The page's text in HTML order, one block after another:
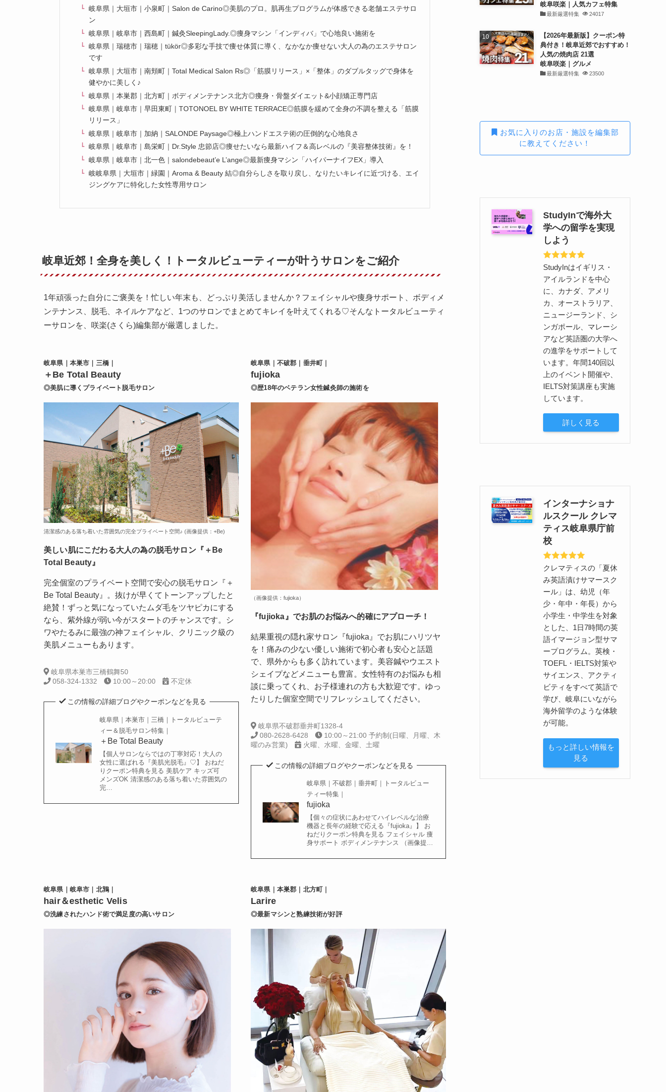
岐阜県｜大垣市｜小泉町｜Salon de Carino◎美肌のプロ。肌再生プログラムが体感できる老舗エステサロ
ン
岐阜県｜岐阜市｜西島町｜鍼灸SleepingLady.◎痩身マシン「インディバ」で心地良い施術を
岐阜県｜瑞穂市｜瑞穂｜tükör◎多彩な手技で痩せ体質に導く、なかなか痩せない大人の為のエステサロン
です
岐阜県｜大垣市｜南頬町｜Total Medical Salon Rs◎「筋膜リリース」×「整体」のダブルタッグで身体を
健やかに美しく♪
岐阜県｜本巣郡｜北方町｜ボディメンテナンス北方◎痩身・骨盤ダイエット&小顔矯正専門店
岐阜県｜岐阜市｜早田東町｜TOTONOEL BY WHITE TERRACE◎筋膜を緩めて全身の不調を整える「筋膜
リリース」
岐阜県｜岐阜市｜加納｜SALONDE Paysage◎極上ハンドエステ術の圧倒的な心地良さ
岐阜県｜岐阜市｜島栄町｜Dr.Style 忠節店◎痩せたいなら最新ハイフ＆高レベルの『美容整体技術』を！
岐阜県｜岐阜市｜北一色｜salondebeaut’e L’ange◎最新痩身マシン「ハイパーナイフEX」導入
岐岐阜県｜大垣市｜緑園｜Aroma & Beauty 結◎自分らしさを取り戻し、なりたいキレイに近づける、エイ
ジングケアに特化した女性専用サロン
岐阜近郊！全身を美しく！トータルビューティーが叶うサロンをご紹介
1年頑張った自分にご褒美を！忙しい年末も、どっぷり美活しませんか？フェイシャルや痩身サポート、ボディメ
ンテナンス、脱毛、ネイルケアなど、1つのサロンでまとめてキレイを叶えてくれる♡そんなトータルビューティ
ーサロンを、咲楽(さくら)編集部が厳選しました。
岐阜県｜本巣市｜三橋｜
＋Be Total Beauty
◎美肌に導くプライベート脱毛サロン
清潔感のある落ち着いた雰囲気の完全プライベート空間♪ (画像提供：+Be)
美しい肌にこだわる大人の為の脱毛サロン『＋Be
Total Beauty』
完全個室のプライベート空間で安心の脱毛サロン『＋
Be Total Beauty』。抜けが早くてトーンアップしたと
絶賛！ずっと気になっていたムダ毛をツヤピカにする
なら、紫外線が弱い今がスタートのチャンスです。シ
ワやたるみに最強の神フェイシャル、クリニック級の
美肌メニューもあります。
岐阜県本巣市三橋鶴舞50
058-324-1332
10:00～20:00 不定休
この情報の詳細ブログやクーポンなどを見る
岐阜県｜本巣市｜三橋｜トータルビューテ
ィー＆脱毛サロン特集｜
＋Be Total Beauty
【個人サロンならではの丁寧対応！大人の
女性に選ばれる『美肌光脱毛』♡】 おねだ
りクーポン特典を見る 美肌ケア キッズ可
メンズOK 清潔感のある落ち着いた雰囲気の
完…
岐阜県｜不破郡｜垂井町｜
fujioka
◎歴18年のベテラン女性鍼灸師の施術を
（画像提供：fujioka）
『fujioka』でお肌のお悩みへ的確にアプローチ！
結果重視の隠れ家サロン『fujioka』でお肌にハリツヤ
を！痛みの少ない優しい施術で初心者も安心と話題
で、県外からも多く訪れています。美容鍼やウエスト
シェイプなどメニューも豊富。女性特有のお悩みも相
談に乗ってくれ、お子様連れの方も大歓迎です。ゆっ
たりした個室空間でリフレッシュしてください。
岐阜県不破郡垂井町1328-4
080-2628-6428
10:00～21:00 予約制(日曜、月曜、木
曜のみ営業)
火曜、水曜、金曜、土曜
この情報の詳細ブログやクーポンなどを見る
岐阜県｜不破郡｜垂井町｜トータルビュー
ティー特集｜
fujioka
【個々の症状にあわせてハイレベルな治療
機器と長年の経験で応える『fujioka』】 お
ねだりクーポン特典を見る フェイシャル 痩
身サポート ボディメンテナンス （画像提…
岐阜県｜岐阜市｜北鶉｜
hair＆esthetic Velis
◎洗練されたハンド術で満足度の高いサロン
岐阜県｜本巣郡｜北方町｜
Larire
◎最新マシンと熟練技術が好評
岐阜咲楽｜人気カフェ特集
最新厳選特集 24017
【2026年最新版】クーポン特
典付き！岐阜近郊でおすすめ！
人気の焼肉店 21選
岐阜咲楽｜グルメ
最新厳選特集 23500
お気に入りのお店・施設を編集部
に教えてください！
StudyInで海外大
学への留学を実現
しよう
StudyInはイギリス・
アイルランドを中心
に、カナダ、アメリ
カ、オーストラリア、
ニュージーランド、シ
ンガポール、マレーシ
アなど英語圏の大学へ
の進学をサポートして
います。年間140回以
上のイベント開催や、
IELTS対策講座も実施
しています。
詳しく見る
インターナショナ
ルスクール クレマ
ティス岐阜県庁前
校
クレマティスの「夏休
み英語漬けサマースク
ール」は、幼児（年
少・年中・年長）から
小学生・中学生を対象
とした、1日7時間の英
語イマージョン型サマ
ープログラム。英検・
TOEFL・IELTS対策や
サイエンス、アクティ
ビティをすべて英語で
学び、岐阜にいながら
海外留学のような体験
が可能。
もっと詳しい情報を
見る